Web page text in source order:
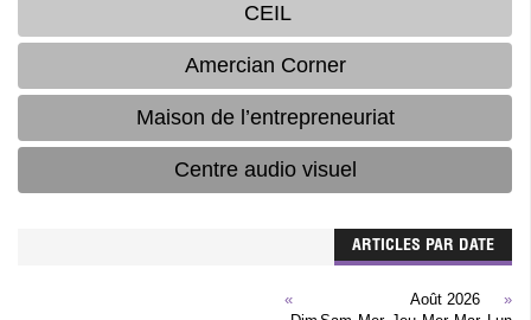
CEIL
Amercian Corner
Maison de l’entrepreneuriat
Centre audio visuel
ARTICLES PAR DATE
«
Août 2026
»